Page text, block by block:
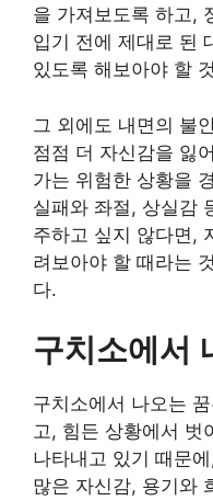
을 가져보도록 하고,
입기 전에 제대로 된
있도록 해보아야 할
그 외에도 내면의 불
점점 더 자신감을 잃
가는 위험한 상황을
실패와 좌절, 상실감
주하고 싶지 않다면,
려보아야 할 때라는
다.
구치소에서
구치소에서 나오는
고, 힘든 상황에서 벗
나타내고 있기 때문
많은 자신감, 용기와